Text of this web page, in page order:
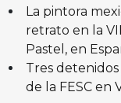
La pintora
retrato en la
Pastel, en
Tres detenidos
de la FESC en